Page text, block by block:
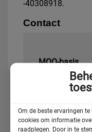
Om de beste ervaringen
cookies om informatie
raadplegen. Door in te
-40308918.
Contact
MOO-basis
Jan de
1063 KX
M:06 –
E: